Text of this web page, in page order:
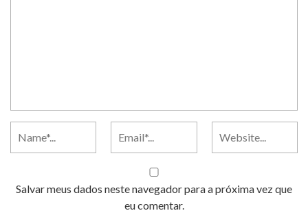
Salvar meus dados neste navegador para a próxima vez que
eu comentar.